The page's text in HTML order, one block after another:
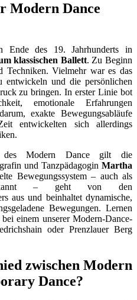
Modern Dance
Ende des 19. Jahrhunderts in
klassischen Ballett. Zu Beginn
Techniken. Vielmehr war es das
entwickeln und die persönlichen
zu bringen. In erster Linie bot
emotionale Erfahrungen
exakte Bewegungsabläufe
entwickelten sich allerdings
des Modern Dance gilt die
und Tanzpädagogin Martha
Bewegungssystem – auch als
bekannt – geht von den
aus und beinhaltet dynamische,
Bewegungen. Lernen
einem unserer Modern-Dance-
oder Prenzlauer Berg
zwischen Modern
Dance?